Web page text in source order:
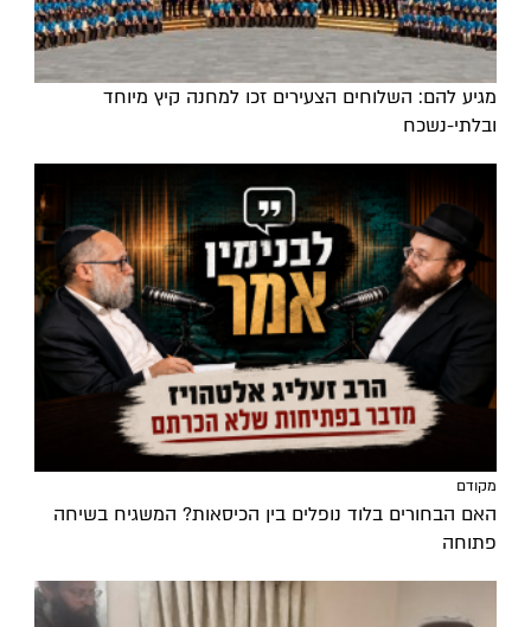
מגיע להם: השלוחים הצעירים זכו למחנה קיץ מיוחד
ובלתי-נשכח
מקודם
האם הבחורים בלוד נופלים בין הכיסאות? המשגיח בשיחה
פתוחה